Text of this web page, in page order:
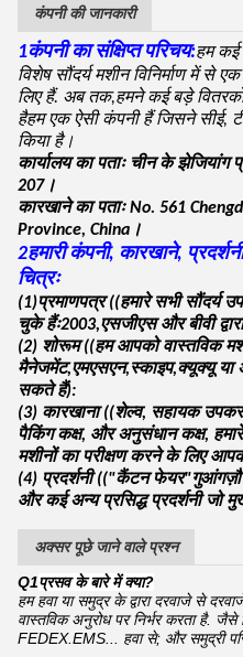
कंपनी की जानकारी
1कंपनी का संक्षिप्त परिचय:हम कई
विशेष सौंदर्य मशीन विनिर्माण में से
लिए हैं. अब तक,हमने कई बड़े
हैहम एक ऐसी कंपनी हैं जिसने सीई,
किया है।
कार्यालय का पताः चीन के झेजियांग
207।
कारखाने का पताः No. 561
Province, China।
2हमारी कंपनी, कारखाने,
चित्रः
(1)प्रमाणपत्र ((हमारे सभी सौंदर्य
चुके हैंः2003,एसजीएस और बीवी
(2) शोरूम ((हम आपको वास्तविक
मैनेजमेंट,एमएसएन,स्काइप,क्यूक्यू या
सकते हैं):
(3) कारखाना ((शेल्व, सहायक
पैकिंग कक्ष, और अनुसंधान कक्ष,
मशीनों का परीक्षण करने के लिए
(4) प्रदर्शनी (("कैंटन फेयर"गुआंगज़ौ
और कई अन्य प्रसिद्ध प्रदर्शनी जो
अक्सर पूछे जाने वाले प्रश्न
Q1प्रसव के बारे में क्या?
हम हवा या समुद्र के द्वारा दरवाजे से
वास्तविक अनुरोध पर निर्भर करता है. जैसे
FEDEX.EMS... हवा से; और समुद्री